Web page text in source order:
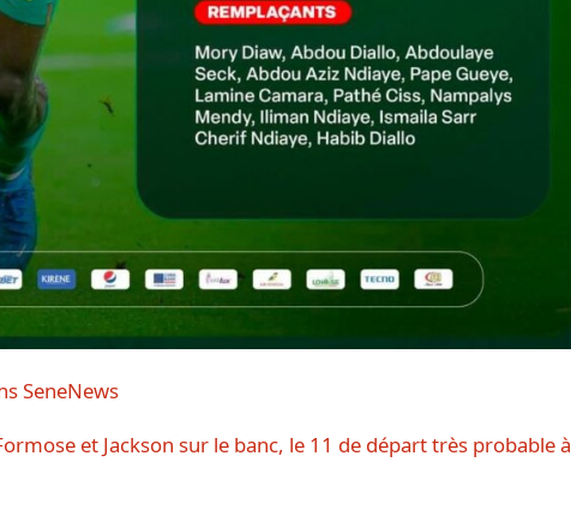
et Jackson sur le banc, le 11 de départ très probable à